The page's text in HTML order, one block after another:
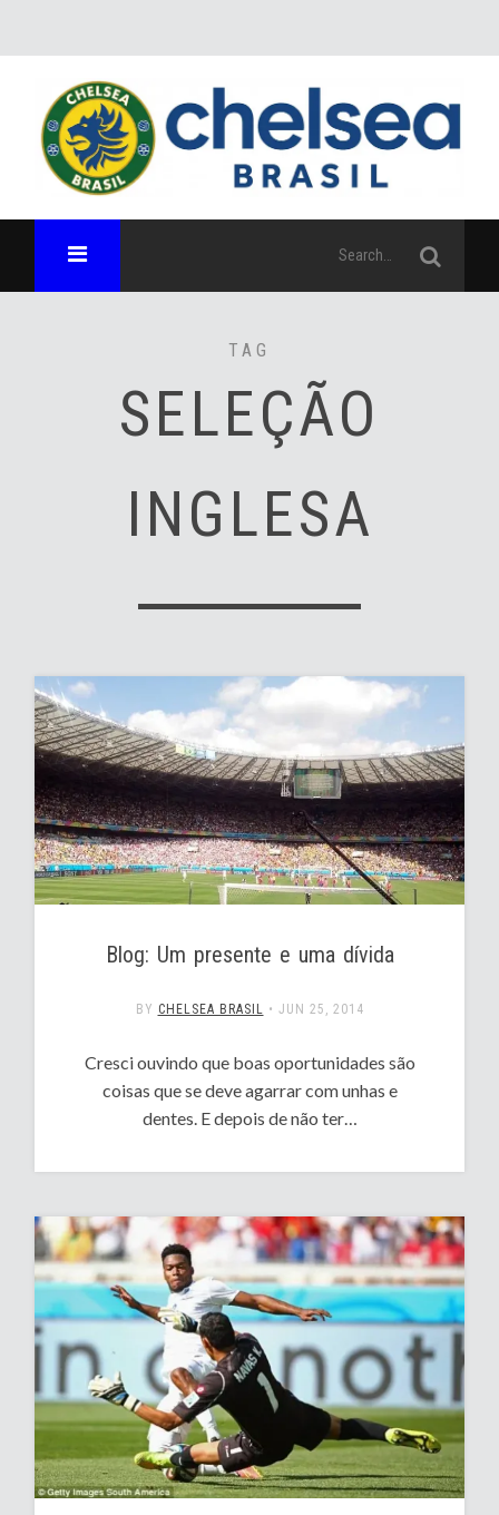
TAG
SELEÇÃO
INGLESA
Blog: Um presente e uma dívida
BY CHELSEA BRASIL • JUN 25, 2014
Cresci ouvindo que boas oportunidades são
coisas que se deve agarrar com unhas e
dentes. E depois de não ter…